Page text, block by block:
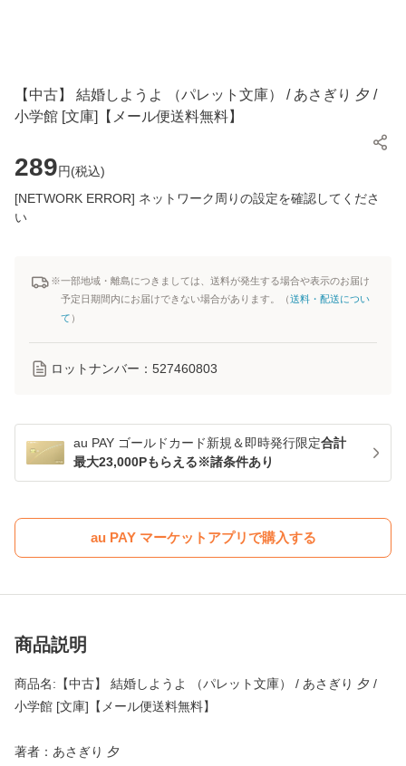
【中古】 結婚しようよ （パレット文庫） / あさぎり 夕 /
小学館 [文庫]【メール便送料無料】
289円(税込)
[NETWORK ERROR] ネットワーク周りの設定を確認してくださ
い
※一部地域・離島につきましては、送料が発生する場合や表示のお届け
予定日期間内にお届けできない場合があります。（送料・配送につい
て ）
ロットナンバー： 527460803
au PAY ゴールドカード新規＆即時発行限定合計
最大23,000Pもらえる※諸条件あり
au PAY マーケットアプリで購入する
商品説明
商品名:【中古】 結婚しようよ （パレット文庫） / あさぎり 夕 /
小学館 [文庫]【メール便送料無料】
著者：あさぎり 夕